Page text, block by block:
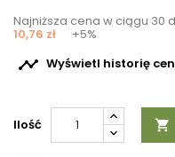
Najniższa cena w ciągu 30
10,76 zł +5%
 Wyświetl historię
Ilość 